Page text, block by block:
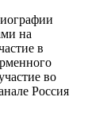
на
в
во
Россия